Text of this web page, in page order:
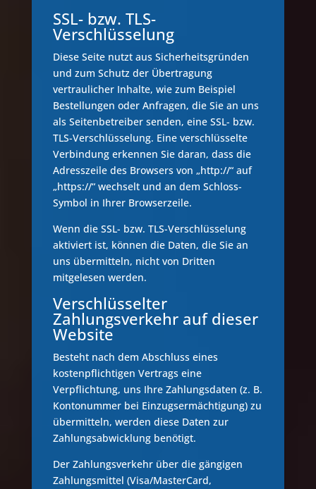
SSL- bzw. TLS-
Verschlüsselung
Diese Seite nutzt aus Sicherheitsgründen
und zum Schutz der Übertragung
vertraulicher Inhalte, wie zum Beispiel
Bestellungen oder Anfragen, die Sie an uns
als Seitenbetreiber senden, eine SSL- bzw.
TLS-Verschlüsselung. Eine verschlüsselte
Verbindung erkennen Sie daran, dass die
Adresszeile des Browsers von „http://“ auf
„https://“ wechselt und an dem Schloss-
Symbol in Ihrer Browserzeile.
Wenn die SSL- bzw. TLS-Verschlüsselung
aktiviert ist, können die Daten, die Sie an
uns übermitteln, nicht von Dritten
mitgelesen werden.
Verschlüsselter
Zahlungsverkehr auf dieser
Website
Besteht nach dem Abschluss eines
kostenpflichtigen Vertrags eine
Verpflichtung, uns Ihre Zahlungsdaten (z. B.
Kontonummer bei Einzugsermächtigung) zu
übermitteln, werden diese Daten zur
Zahlungsabwicklung benötigt.
Der Zahlungsverkehr über die gängigen
Zahlungsmittel (Visa/MasterCard,